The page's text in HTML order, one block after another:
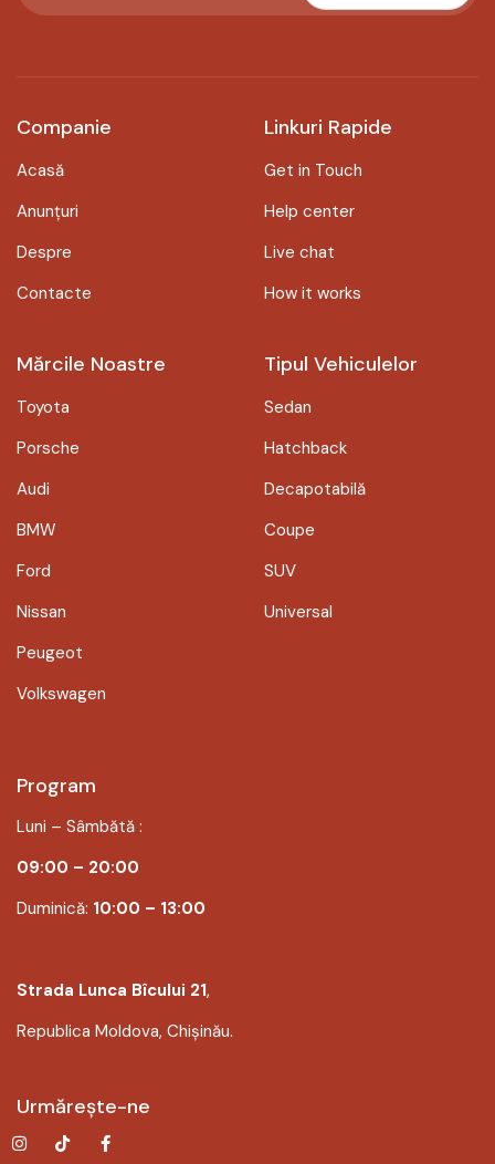
Companie
Acasă
Anunțuri
Despre
Contacte
Linkuri Rapide
Get in Touch
Help center
Live chat
How it works
Mărcile Noastre
Toyota
Porsche
Audi
BMW
Ford
Nissan
Peugeot
Volkswagen
Tipul Vehiculelor
Sedan
Hatchback
Decapotabilă
Coupe
SUV
Universal
Program
Luni – Sâmbătă :
09:00 – 20:00
Duminică: 10:00 – 13:00
Strada Lunca Bîcului 21,
Republica Moldova, Chișinău.
Urmărește-ne